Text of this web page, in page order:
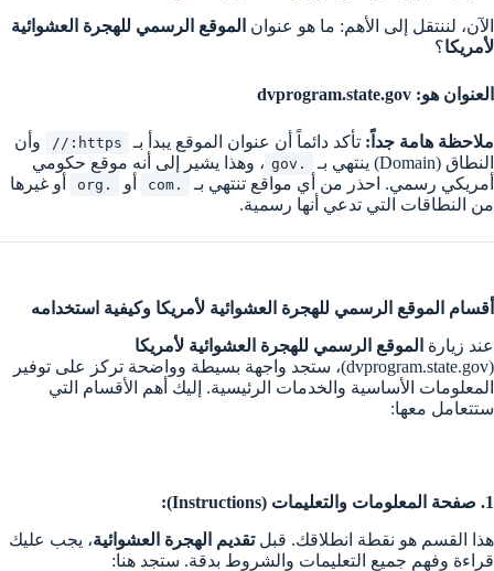
الآن، لننتقل إلى الأهم: ما هو عنوان الموقع الرسمي للهجرة العشوائية
لأمريكا؟
العنوان هو: dvprogram.state.gov
ملاحظة هامة جداً: تأكد دائماً أن عنوان الموقع يبدأ بـ https://
وأن
النطاق (Domain) ينتهي بـ
.gov
، وهذا يشير إلى أنه موقع حكومي
أمريكي رسمي. احذر من أي مواقع تنتهي بـ
.com أو .org
أو غيرها
من النطاقات التي تدعي أنها رسمية.
أقسام الموقع الرسمي للهجرة العشوائية لأمريكا وكيفية استخدامه
عند زيارة الموقع الرسمي للهجرة العشوائية لأمريكا
(dvprogram.state.gov)، ستجد واجهة بسيطة وواضحة تركز على توفير
المعلومات الأساسية والخدمات الرئيسية. إليك أهم الأقسام التي
ستتعامل معها:
1. صفحة المعلومات والتعليمات (Instructions):
هذا القسم هو نقطة انطلاقك. قبلتقديم الهجرة العشوائية، يجب عليك
قراءة وفهم جميع التعليمات والشروط بدقة. ستجد هنا: